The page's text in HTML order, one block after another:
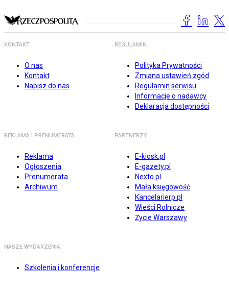
KONTAKT
O nas
Kontakt
Napisz do nas
REGULAMIN
Polityka Prywatności
Zmiana ustawień zgód
Regulamin serwisu
Informacje o nadawcy
Deklaracja dostępności
REKLAMA I PRENUMERATA
Reklama
Ogłoszenia
Prenumerata
Archiwum
PARTNERZY
E-kiosk.pl
E-gazety.pl
Nexto.pl
Mała księgowość
Kancelarierp.pl
Wieści Rolnicze
Życie Warszawy
NASZE WYDARZENIA
Szkolenia i konferencje